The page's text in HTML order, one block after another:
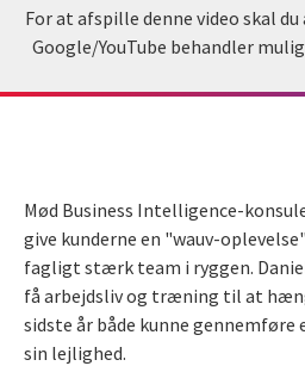
For at afspille denne video skal
Google/YouTube behandler
Mød Business Intelligence-
give kunderne en "wauv-
fagligt stærk team i ryggen.
få arbejdsliv og træning til at
sidste år både kunne gennemføre
sin lejlighed.